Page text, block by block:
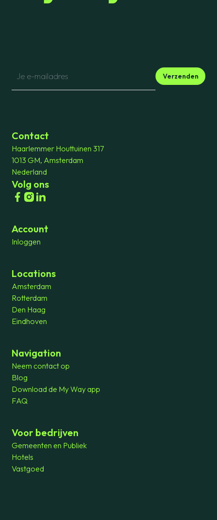
Verzenden
Contact
Haarlemmer Houttuinen 317
1013 GM, Amsterdam
Nederland
Volg ons
Account
Inloggen
Locations
Amsterdam
Rotterdam
Den Haag
Eindhoven
Navigation
Neem contact op
Blog
Download de My Way app
FAQ
Voor bedrijven
Gemeenten en Publiek
Hotels
Vastgoed